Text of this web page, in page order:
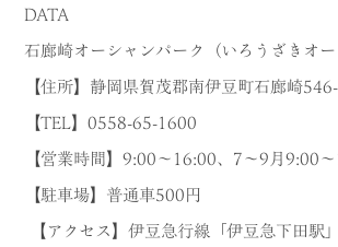
DATA
石廊崎オーシャンパーク（いろうざきオー
【住所】静岡県賀茂郡南伊豆町石廊崎
【TEL】0558-65-1600
【営業時間】9:00〜16:00、7〜9月9:00
【駐車場】普通車500円
【アクセス】伊豆急行線「伊豆急下田駅